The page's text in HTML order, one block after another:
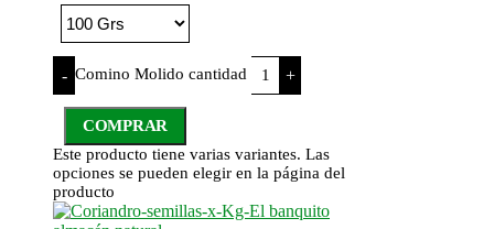
- Comino Molido cantidad +
COMPRAR
Este producto tiene varias variantes. Las
opciones se pueden elegir en la página del
producto